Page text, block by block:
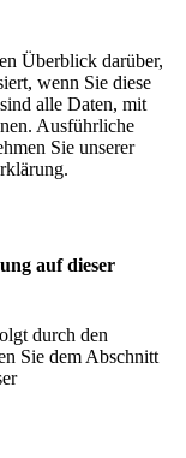
Überblick darüber,
wenn Sie diese
alle Daten, mit
Ausführliche
Sie unserer
auf dieser
durch den
Sie dem Abschnitt